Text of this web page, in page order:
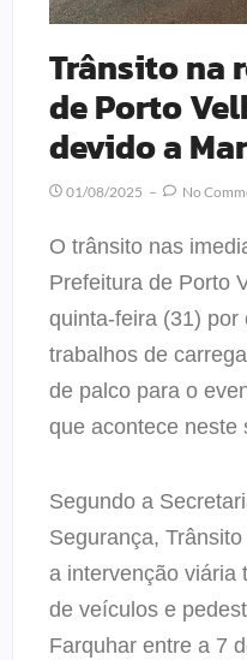
Trânsito na
de Porto
devido a
01/08/2025 No
O trânsito nas
Prefeitura de Porto
quinta-feira (31) por
trabalhos de
de palco para o
que acontece neste
Segundo a
Segurança,
a intervenção viária
de veículos e
Farquhar entre a 7